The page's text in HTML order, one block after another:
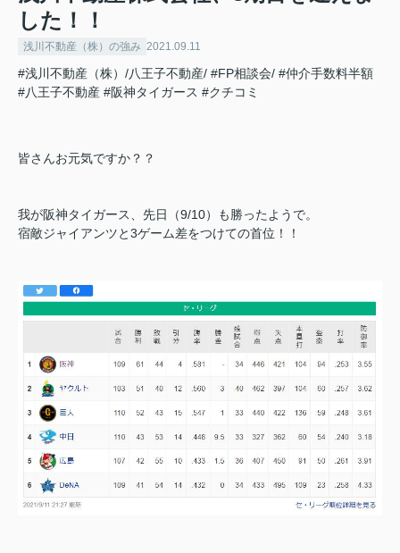
した！！
浅川不動産（株）の強み 2021.09.11
#浅川不動産（株）/八王子不動産/ #FP相談会/ #仲介手数料半額
#八王子不動産 #阪神タイガース #クチコミ
皆さんお元気ですか？？
我が阪神タイガース、先日（9/10）も勝ったようで。
宿敵ジャイアンツと3ゲーム差をつけての首位！！